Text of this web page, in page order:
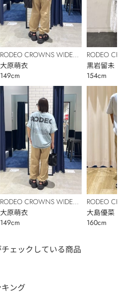
RODEO CROWNS WIDE
BOWL
大原萌衣
149cm
RODEO CROWNS WIDE
BOWL
大原萌衣
149cm
RODEO
BOWL
黒岩留未
154cm
RODEO
BOWL
大島優菜
160cm
ェックしている商品
ング